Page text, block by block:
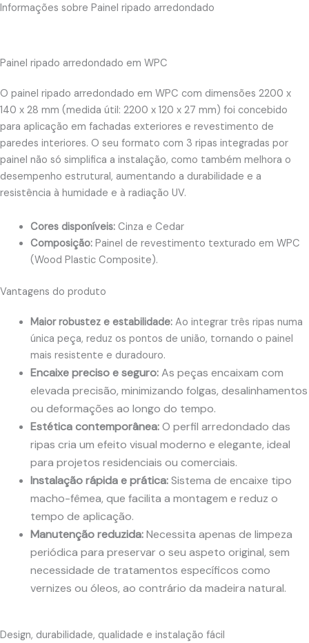
Informações sobre Painel ripado arredondado
Painel ripado arredondado em WPC
O painel ripado arredondado em WPC com dimensões 2200 x
140 x 28 mm (medida útil: 2200 x 120 x 27 mm) foi concebido
para aplicação em fachadas exteriores e revestimento de
paredes interiores. O seu formato com 3 ripas integradas por
painel não só simplifica a instalação, como também melhora o
desempenho estrutural, aumentando a durabilidade e a
resistência à humidade e à radiação UV.
Cores disponíveis:Cinza e Cedar
Composição:Painel de revestimento texturado em WPC
(Wood Plastic Composite).
Vantagens do produto
Maior robustez e estabilidade: Ao integrar três ripas numa
única peça, reduz os pontos de união, tornando o painel
mais resistente e duradouro.
Encaixe preciso e seguro:As peças encaixam com
elevada precisão, minimizando folgas, desalinhamentos
ou deformações ao longo do tempo.
Estética contemporânea:O perfil arredondado das
ripas cria um efeito visual moderno e elegante, ideal
para projetos residenciais ou comerciais.
Instalação rápida e prática:Sistema de encaixe tipo
macho-fêmea, que facilita a montagem e reduz o
tempo de aplicação.
Manutenção reduzida:Necessita apenas de limpeza
periódica para preservar o seu aspeto original, sem
necessidade de tratamentos específicos como
vernizes ou óleos, ao contrário da madeira natural.
Design, durabilidade, qualidade e instalação fácil